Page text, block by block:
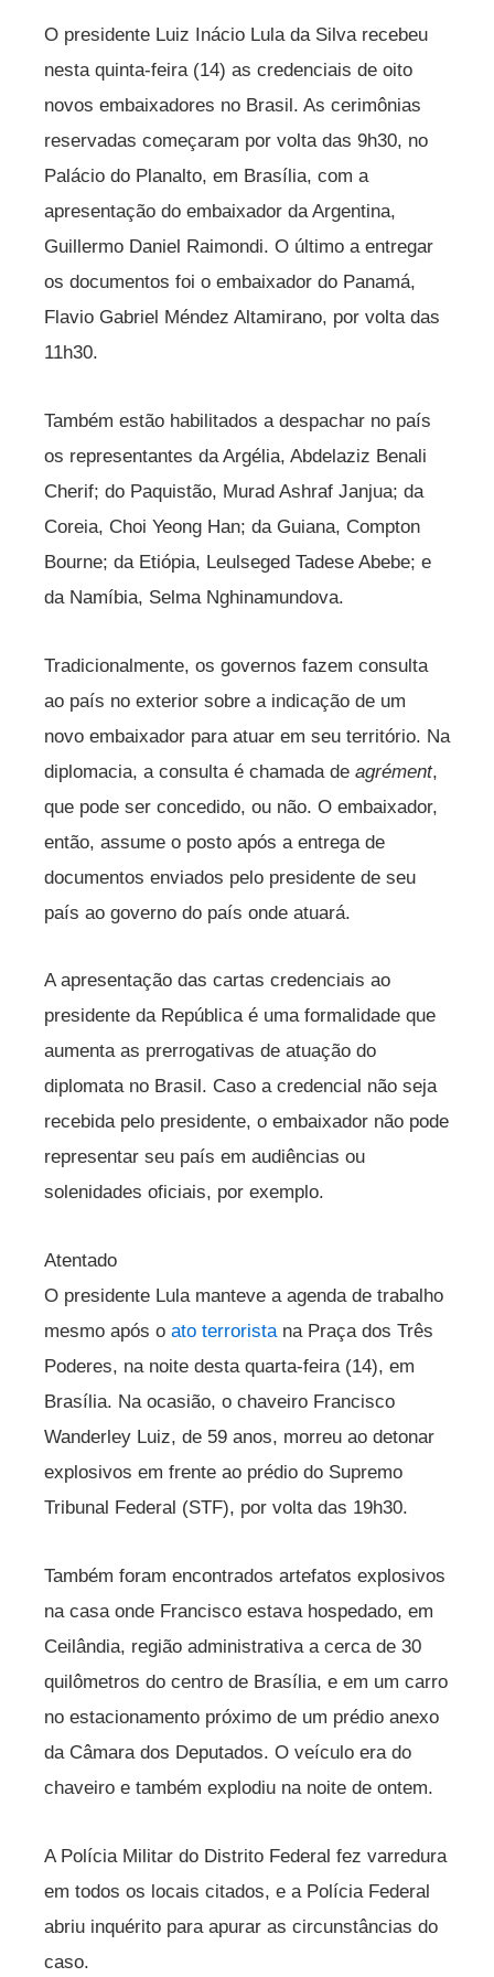
O presidente Luiz Inácio Lula da Silva recebeu
nesta quinta-feira (14) as credenciais de oito
novos embaixadores no Brasil. As cerimônias
reservadas começaram por volta das 9h30, no
Palácio do Planalto, em Brasília, com a
apresentação do embaixador da Argentina,
Guillermo Daniel Raimondi. O último a entregar
os documentos foi o embaixador do Panamá,
Flavio Gabriel Méndez Altamirano, por volta das
11h30.
Também estão habilitados a despachar no país
os representantes da Argélia, Abdelaziz Benali
Cherif; do Paquistão, Murad Ashraf Janjua; da
Coreia, Choi Yeong Han; da Guiana, Compton
Bourne; da Etiópia, Leulseged Tadese Abebe; e
da Namíbia, Selma Nghinamundova.
Tradicionalmente, os governos fazem consulta
ao país no exterior sobre a indicação de um
novo embaixador para atuar em seu território. Na
diplomacia, a consulta é chamada de agrément,
que pode ser concedido, ou não. O embaixador,
então, assume o posto após a entrega de
documentos enviados pelo presidente de seu
país ao governo do país onde atuará.
A apresentação das cartas credenciais ao
presidente da República é uma formalidade que
aumenta as prerrogativas de atuação do
diplomata no Brasil. Caso a credencial não seja
recebida pelo presidente, o embaixador não pode
representar seu país em audiências ou
solenidades oficiais, por exemplo.
Atentado
O presidente Lula manteve a agenda de trabalho
mesmo após o ato terroristana Praça dos Três
Poderes, na noite desta quarta-feira (14), em
Brasília. Na ocasião, o chaveiro Francisco
Wanderley Luiz, de 59 anos, morreu ao detonar
explosivos em frente ao prédio do Supremo
Tribunal Federal (STF), por volta das 19h30.
Também foram encontrados artefatos explosivos
na casa onde Francisco estava hospedado, em
Ceilândia, região administrativa a cerca de 30
quilômetros do centro de Brasília, e em um carro
no estacionamento próximo de um prédio anexo
da Câmara dos Deputados. O veículo era do
chaveiro e também explodiu na noite de ontem.
A Polícia Militar do Distrito Federal fez varredura
em todos os locais citados, e a Polícia Federal
abriu inquérito para apurar as circunstâncias do
caso.